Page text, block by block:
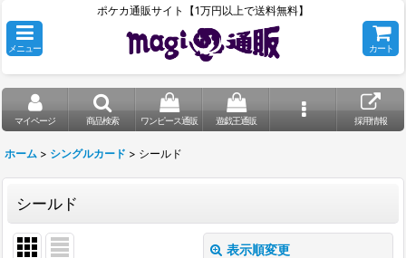
ポケカ通販サイト【1万円以上で送料無料】
メニュー カート
マイページ 商品検索 ワンピース通販 遊戯王通販 採用情報
ホーム > シングルカード > シールド
シールド
表示順変更